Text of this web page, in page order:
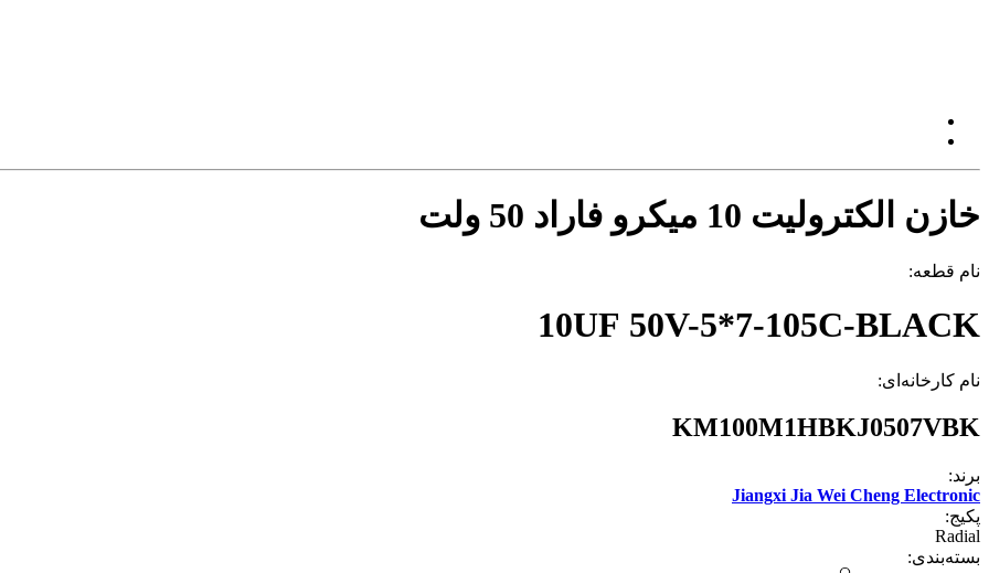
خازن الکترولیت 10 میکرو فاراد 50 ولت
نام قطعه:
10UF 50V-5*7-105C-BLACK
نام کارخانه‌ای:
KM100M1HBKJ0507VBK
برند:
Jiangxi Jia Wei Cheng Electronic
پکیج:
Radial
بسته‌بندی: